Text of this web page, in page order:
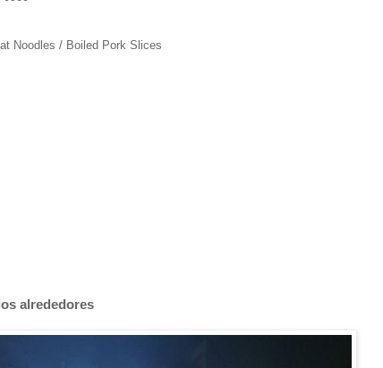
Noodles / Boiled Pork Slices
alrededores